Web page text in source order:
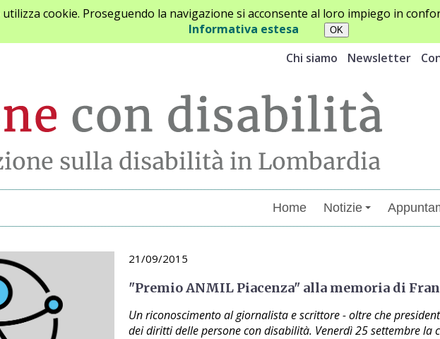
cookie. Proseguendo la navigazione si acconsente al loro impiego in
Informativa estesa
Chi siamo
Newsletter
Home Notizie
21/09/2015
"Premio ANMIL Piacenza" alla memoria di
Un riconoscimento al giornalista e scrittore - oltre che
dei diritti delle persone con disabilità. Venerdì 25 settembre la